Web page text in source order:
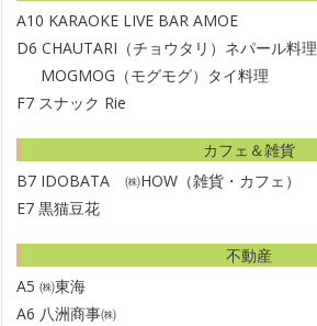
A10 KARAOKE LIVE BAR AMOE
D6 CHAUTARI（チョウタリ）ネパール料理
MOGMOG（モグモグ）タイ料理
F7 スナック Rie
カフェ＆雑貨
B7 IDOBATA ㈱HOW（雑貨・カフェ）
E7 黒猫豆花
不動産
A5 ㈱東海
A6 八洲商事㈱